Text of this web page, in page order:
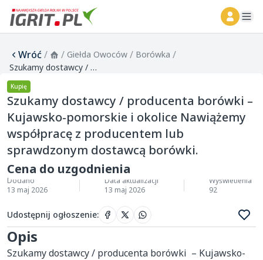
Wróć/ / Giełda Owoców / Borówka /
Szukamy dostawcy / producenta borówki – Kujawsko-pomorskie i okolice Nawiążemy współpracę z producentem lub sprawdzonym dostawcą borówki.
Kupię
Szukamy dostawcy / producenta borówki –
Kujawsko-pomorskie i okolice Nawiążemy
współpracę z producentem lub
sprawdzonym dostawcą borówki.
Cena do uzgodnienia
Dodano
13 maj 2026
Data aktualizacji
13 maj 2026
Wyświetlenia
92
Udostępnij ogłoszenie:
Opis
Szukamy dostawcy / producenta borówki  – Kujawsko-